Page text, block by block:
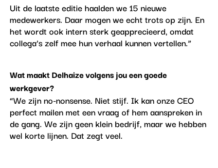
Uit de laatste editie haalden we 15 nieuwe
medewerkers. Daar mogen we echt trots op zijn. En
het wordt ook intern sterk geapprecieerd, omdat
collega’s zelf mee hun verhaal kunnen vertellen.”
Wat maakt Delhaize volgens jou een goede
werkgever?
“We zijn no-nonsense. Niet stijf. Ik kan onze CEO
perfect mailen met een vraag of hem aanspreken in
de gang. We zijn geen klein bedrijf, maar we hebben
wel korte lijnen. Dat zegt veel.